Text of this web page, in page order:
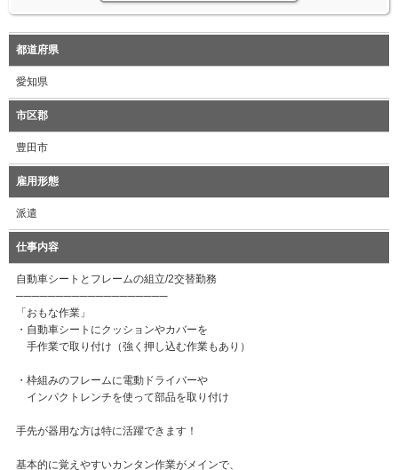
都道府県
愛知県
市区郡
豊田市
雇用形態
派遣
仕事内容
自動車シートとフレームの組立/2交替勤務
───────────────────
「おもな作業」
・自動車シートにクッションやカバーを
手作業で取り付け（強く押し込む作業もあり）
・枠組みのフレームに電動ドライバーや
インパクトレンチを使って部品を取り付け
手先が器用な方は特に活躍できます！
基本的に覚えやすいカンタン作業がメインで、